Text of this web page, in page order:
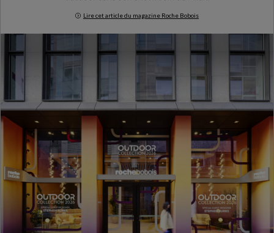
Lire cet article du magazine Roche Bobois
Milan Design Week 2026